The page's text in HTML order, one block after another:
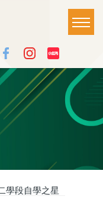
Main
學段自學之星